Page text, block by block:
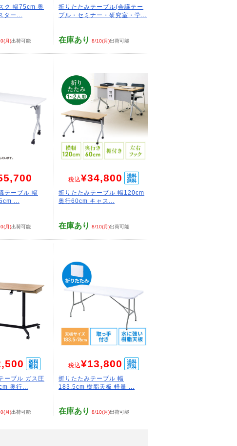
ク 幅75cm 奥
ター...
月)出荷可能
折りたたみテーブル(会議テー
ブル・セミナー・研究室・学...
在庫あり 8/10(月)出荷可能
テーブル 幅
...
月)出荷可能
税込¥34,800
折りたたみテーブル 幅120cm
奥行60cm キャス...
在庫あり 8/10(月)出荷可能
ーブル ガス圧
奥行...
月)出荷可能
税込¥13,800
折りたたみテーブル 幅
183.5cm 樹脂天板 軽量 ...
在庫あり 8/10(月)出荷可能